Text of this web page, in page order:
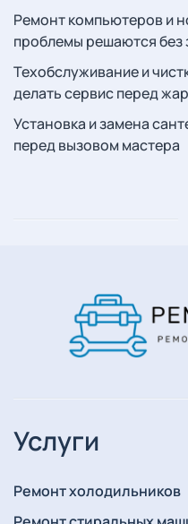
Ремонт компьютеров и
проблемы решаются без
Техобслуживание и
делать сервис перед
Установка и замена
перед вызовом мастера
Услуги
Ремонт холодильников